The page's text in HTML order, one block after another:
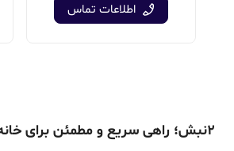
اطلاعات تماس
۲نبش؛ راهی سریع و مطمئن برای خانه‌دار شدن